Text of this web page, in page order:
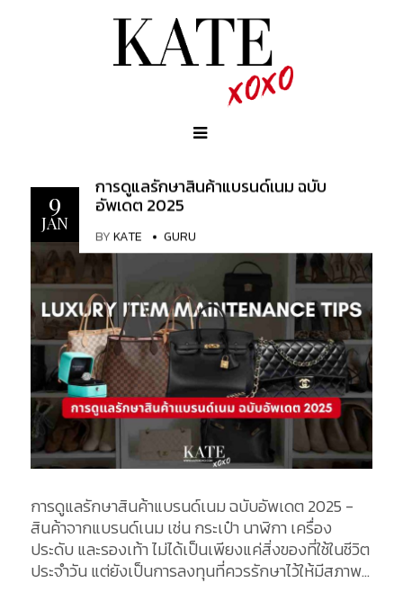
9
JAN
การดูแลรักษาสินค้าแบรนด์เนม ฉบับ
อัพเดต 2025
BYKATE GURU
การดูแลรักษาสินค้าแบรนด์เนม ฉบับอัพเดต 2025 -
สินค้าจากแบรนด์เนม เช่น กระเป๋า นาฬิกา เครื่อง
ประดับ และรองเท้า ไม่ได้เป็นเพียงแค่สิ่งของที่ใช้ในชีวิต
ประจำวัน แต่ยังเป็นการลงทุนที่ควรรักษาไว้ให้มีสภาพดี